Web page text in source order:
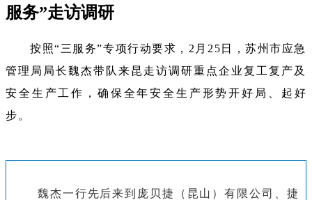
服务”走访调研
按照“三服务”专项行动要求，2月25日，苏州市应急
管理局局长魏杰带队来昆走访调研重点企业复工复产及
安全生产工作，确保全年安全生产形势开好局、起好
步。
魏杰一行先后来到庞贝捷（昆山）有限公司、捷